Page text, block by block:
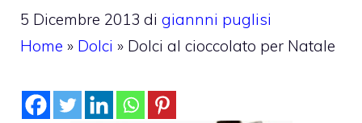
5 Dicembre 2013 di giannni puglisi
Home » Dolci » Dolci al cioccolato per Natale